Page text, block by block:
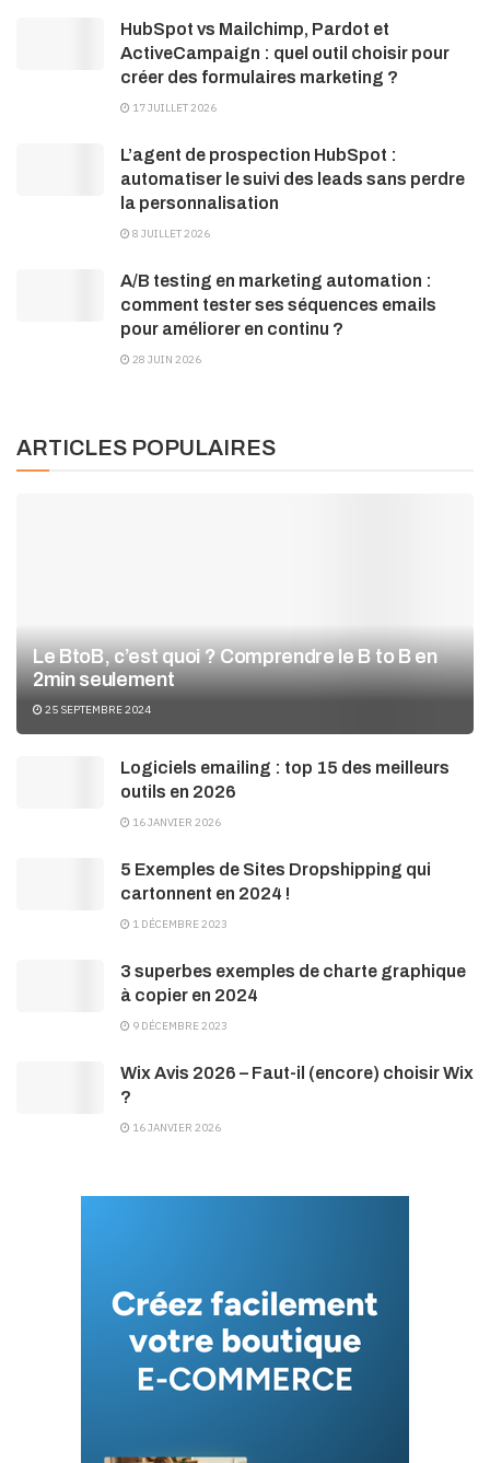
HubSpot vs Mailchimp, Pardot et
ActiveCampaign : quel outil choisir pour
créer des formulaires marketing ?
17 JUILLET 2026
L’agent de prospection HubSpot :
automatiser le suivi des leads sans perdre
la personnalisation
8 JUILLET 2026
A/B testing en marketing automation :
comment tester ses séquences emails
pour améliorer en continu ?
28 JUIN 2026
ARTICLES POPULAIRES
Le BtoB, c’est quoi ? Comprendre le B to B en
2min seulement
25 SEPTEMBRE 2024
Logiciels emailing : top 15 des meilleurs
outils en 2026
16 JANVIER 2026
5 Exemples de Sites Dropshipping qui
cartonnent en 2024 !
1 DÉCEMBRE 2023
3 superbes exemples de charte graphique
à copier en 2024
9 DÉCEMBRE 2023
Wix Avis 2026 – Faut-il (encore) choisir Wix
?
16 JANVIER 2026